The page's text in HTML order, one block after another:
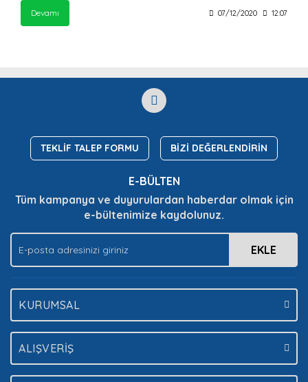
Devamı 07/12/2020 12:07
TEKLİF TALEP FORMU BİZİ DEĞERLENDİRİN
E-BÜLTEN
Tüm kampanya ve duyurulardan haberdar olmak için
e-bültenimize kaydolunuz.
EKLE
KURUMSAL
ALIŞVERİŞ